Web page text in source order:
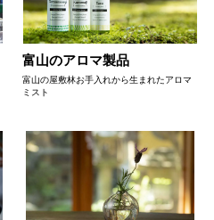
富山のアロマ製品
富山の屋敷林お手入れから生まれたアロマ
ミスト